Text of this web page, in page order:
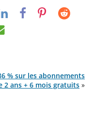
% sur les abonnements
2 ans + 6 mois gratuits »